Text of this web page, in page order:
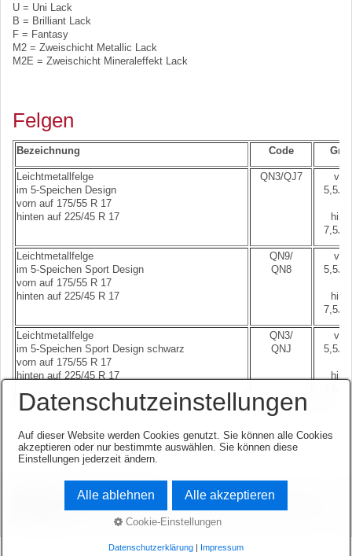
U = Uni Lack
B = Brilliant Lack
F = Fantasy
M2 = Zweischicht Metallic Lack
M2E = Zweischicht Mineraleffekt Lack
Felgen
Bezeichnung Code
Leichtmetallfelge
im 5-Speichen Design
vorn auf 175/55 R 17
hinten auf 225/45 R 17
QN3/QJ7
5,5J
7,5J
Leichtmetallfelge
im 5-Speichen Sport Design
vorn auf 175/55 R 17
hinten auf 225/45 R 17
QN9/
QN8
5,5J
7,5J
Leichtmetallfelge
im 5-Speichen Sport Design schwarz
vorn auf 175/55 R 17
hinten auf 225/45 R 17
QN3/
QNJ
5,5J
Kontakt
Impressum
Website erstellt mit zeta-
Datenschutzeinstellungen
Auf dieser Website werden Cookies genutzt. Sie können alle Cookies
akzeptieren oder nur bestimmte auswählen. Sie können diese
Einstellungen jederzeit ändern.
Alle ablehnen Alle akzeptieren
Cookie-Einstellungen
Datenschutzerklärung| Impressum